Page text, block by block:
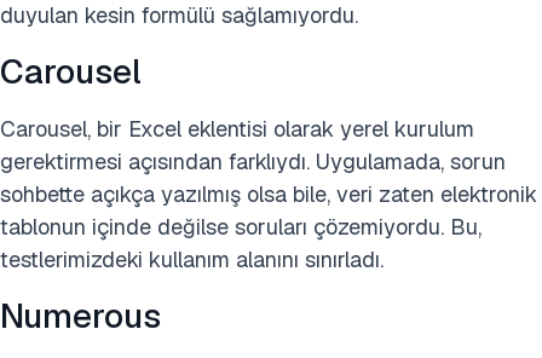
duyulan kesin formülü sağlamıyordu.
Carousel
Carousel, bir Excel eklentisi olarak yerel kurulum
gerektirmesi açısından farklıydı. Uygulamada, sorun
sohbette açıkça yazılmış olsa bile, veri zaten elektronik
tablonun içinde değilse soruları çözemiyordu. Bu,
testlerimizdeki kullanım alanını sınırladı.
Numerous